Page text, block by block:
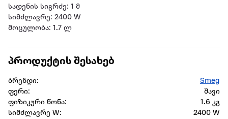
სადენის სიგრძე: 1 მ
სიმძლავრე: 2400 W
მოცულობა: 1.7 ლ
პროდუქტის შესახებ
ბრენდი:
Smeg
ფერი:
შავი
ფიზიკური წონა:
1.6 კგ
სიმძლავრე W:
2400 W